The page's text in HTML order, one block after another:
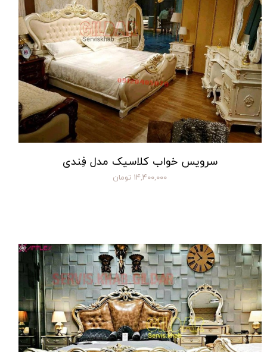
سرویس خواب کلاسیک مدل فِندی
۱۴,۴۰۰,۰۰۰ تومان